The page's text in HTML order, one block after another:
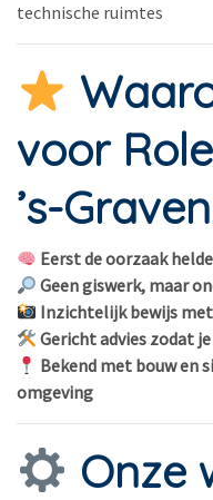
technische ruimtes
voor
’s-
Eerst de oorzaak
Geen giswerk, maar
Inzichtelijk bewijs
Gericht advies zodat
Bekend met bouw en
omgeving
Onze